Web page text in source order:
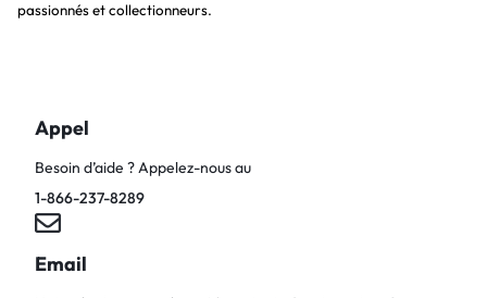
passionnés et collectionneurs.
Appel
Besoin d’aide ? Appelez-nous au
1-866-237-8289
Email